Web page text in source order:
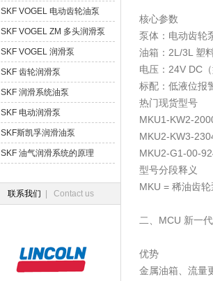
SKF VOGEL 电动齿轮油泵
SKF VOGEL ZM 多头润滑泵
SKF VOGEL 润滑泵
SKF 齿轮润滑泵
SKF 润滑系统油泵
SKF 电动润滑泵
SKF斯凯孚润滑油泵
SKF 油气润滑系统的原理
联系我们 | Contact us
核心参数
泵体：电动齿轮
油箱：2L/3L 塑
电压：24V DC
标配：低液位报
热门现货型号
MKU1-KW2-
MKU2-KW3-
MKU2-G1-00-
型号分段释义
MKU = 稀油齿
二、MCU 新一
优势
金属油箱、流量